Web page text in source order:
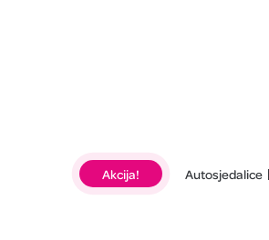
Akcija! Autosjedalice